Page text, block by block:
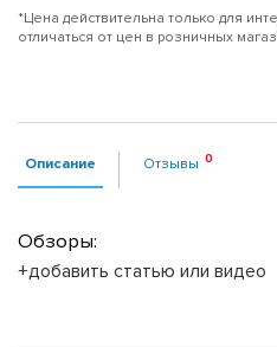
*Цена действительна только для
отличаться от цен в розничных
Описание Отзывы
Обзоры:
+добавить статью или видео